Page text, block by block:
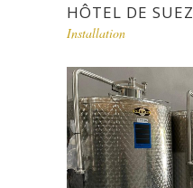
HÔTEL DE SUEZ
Installation